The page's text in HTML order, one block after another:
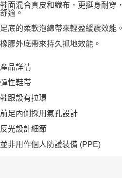
鞋面混合真皮和織布，更挺身耐穿
舒適。
足底的柔軟泡綿帶來輕盈緩震效能。
橡膠外底帶來持久抓地效能。
產品詳情
彈性鞋帶
鞋跟設有拉環
前足內側採用氣孔設計
反光設計細節
並非用作個人防護裝備 (PPE)